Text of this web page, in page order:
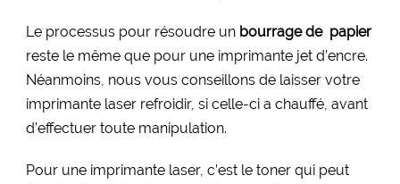
Le processus pour résoudre un bourrage de papier
reste le même que pour une imprimante jet d’encre.
Néanmoins, nous vous conseillons de laisser votre
imprimante laser refroidir, si celle-ci a chauffé, avant
d’effectuer toute manipulation.
Pour une imprimante laser, c’est le toner qui peut